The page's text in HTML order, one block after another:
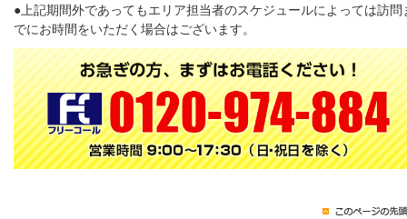
●上記期間外であってもエリア担当者のスケジュールによっては訪問
でにお時間をいただく場合はございます。